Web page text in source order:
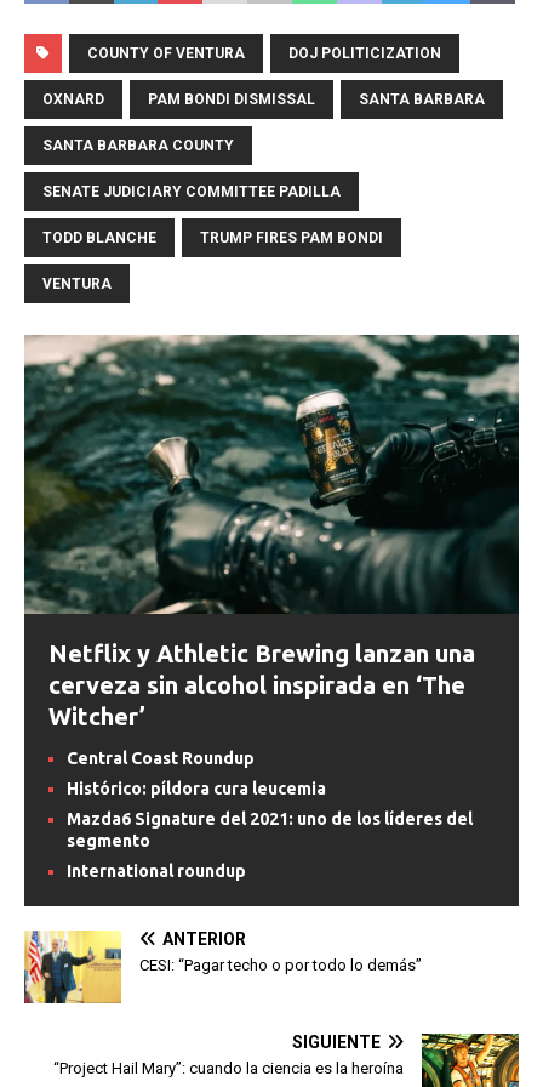
COUNTY OF VENTURA DOJ POLITICIZATION
OXNARD PAM BONDI DISMISSAL SANTA BARBARA
SANTA BARBARA COUNTY
SENATE JUDICIARY COMMITTEE PADILLA
TODD BLANCHE TRUMP FIRES PAM BONDI
VENTURA
Netflix y Athletic Brewing lanzan una
cerveza sin alcohol inspirada en ‘The
Witcher’
Central Coast Roundup
Histórico: píldora cura leucemia
Mazda6 Signature del 2021: uno de los líderes del
segmento
International roundup
ANTERIOR
CESI: “Pagar techo o por todo lo demás”
SIGUIENTE
“Project Hail Mary”: cuando la ciencia es la heroína